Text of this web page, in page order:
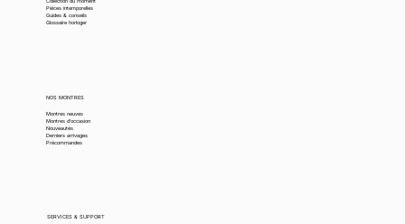
Pièces intemporelles
Guides & conseils
Glossaire horloger
NOS MONTRES
Montres neuves
Montres d’occasion
Nouveautés
Derniers arrivages
Précommandes
SERVICES & SUPPORT